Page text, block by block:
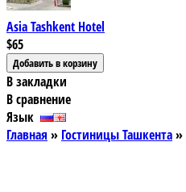
Asia Tashkent Hotel
$65
В закладки
В сравнение
Язык
Главная » Гостиницы Ташкента»